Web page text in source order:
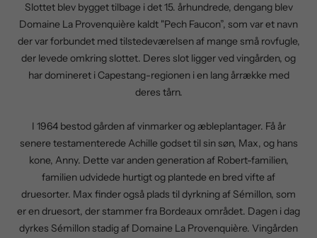
Slottet blev bygget tilbage i det 15. århundrede, dengang blev
Domaine La Provenquière kaldt "Pech Faucon”, som var et navn
der var forbundet med tilstedeværelsen af mange små rovfugle,
der levede omkring slottet. Deres slot ligger ved vingården, og
har domineret i Capestang-regionen i en lang årrække med
deres tårn.
I 1964 bestod gården af vinmarker og æbleplantager. Få år
senere testamenterede Achille godset til sin søn, Max, og hans
kone, Anny. Dette var anden generation af Robert-familien,
familien udvidede hurtigt og plantede en bred vifte af
druesorter. Max finder også plads til dyrkning af Sémillon, som
er en druesort, der stammer fra Bordeaux området. Dagen i dag
dyrkes Sémillon stadig af Domaine La Provenquière. Vingården